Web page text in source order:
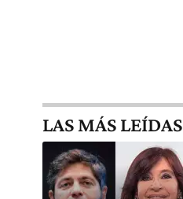
LAS MÁS LEÍDAS